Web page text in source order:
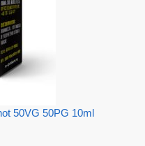
50VG 50PG 10ml